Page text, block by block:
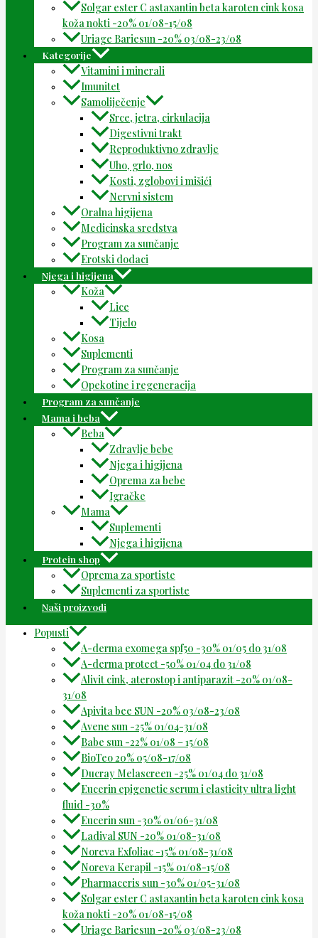
Solgar ester C astaxantin beta karoten cink kosa
koža nokti -20% 01/08-15/08
Uriage Bariesun -20% 03/08-23/08
Kategorije
Vitamini i minerali
Imunitet
Samoliječenje
Srce, jetra, cirkulacija
Digestivni trakt
Reproduktivno zdravlje
Uho, grlo, nos
Kosti, zglobovi i mišići
Nervni sistem
Oralna higijena
Medicinska sredstva
Program za sunčanje
Erotski dodaci
Njega i higijena
Koža
Lice
Tijelo
Kosa
Suplementi
Program za sunčanje
Opekotine i regeneracija
Program za sunčanje
Mama i beba
Beba
Zdravlje bebe
Njega i higijena
Oprema za bebe
Igračke
Mama
Suplementi
Njega i higijena
Protein shop
Oprema za sportiste
Suplementi za sportiste
Naši proizvodi
Popusti
A-derma exomega spf50 -30% 01/05 do 31/08
A-derma protect -50% 01/04 do 31/08
Alivit cink, aterostop i antiparazit -20% 01/08-
31/08
Apivita bee SUN -20% 03/08-23/08
Avene sun -25% 01/04-31/08
Babe sun -22% 01/08 – 15/08
BioTeo 20% 05/08-17/08
Ducray Melascreen -25% 01/04 do 31/08
Eucerin epigenetic serum i elasticity ultra light
fluid -30%
Eucerin sun -30% 01/06-31/08
Ladival SUN -20% 01/08-31/08
Noreva Exfoliac -15% 01/08-31/08
Noreva Kerapil -15% 01/08-15/08
Pharmaceris sun -30% 01/05-31/08
Solgar ester C astaxantin beta karoten cink kosa
koža nokti -20% 01/08-15/08
Uriage Bariesun -20% 03/08-23/08